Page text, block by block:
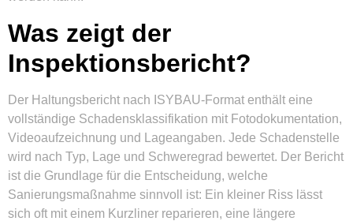
Was zeigt der
Inspektionsbericht?
Der Haltungsbericht nach ISYBAU-Format enthält eine
vollständige Schadensklassifikation mit Fotodokumentation,
Videoaufzeichnung und Lageangaben. Jede Schadenstelle
wird nach Typ, Lage und Schweregrad bewertet. Der Bericht
ist die Grundlage für die Entscheidung, welche
Sanierungsmaßnahme sinnvoll ist: Ein kleiner Riss lässt
sich oft mit einem Kurzliner reparieren, eine längere